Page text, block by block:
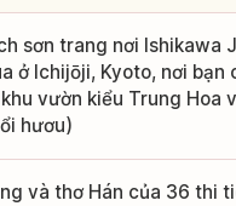
sơn trang nơi Ishikawa
ở Ichijōji, Kyoto, nơi
vườn kiểu Trung Hoa
hươu)
và thơ Hán của 36 thi